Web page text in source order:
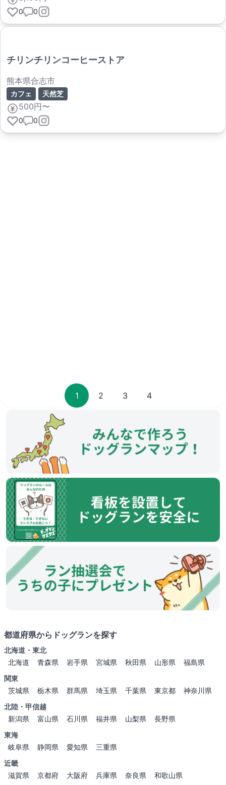
0 0
チリンチリンコーヒーストア
熊本県合志市
カフェ 天然芝
500円〜
0 0
1 2 3 4
都道府県からドッグランを探す
北海道・東北
北海道
青森県 岩手県 宮城県 秋田県 山形県
福島県
関東
茨城県
栃木県 群馬県 埼玉県 千葉県 東京都
神奈川県
北陸・甲信越
新潟県
富山県 石川県 福井県 山梨県
長野県
東海
岐阜県
静岡県 愛知県
三重県
近畿
滋賀県
京都府 大阪府 兵庫県 奈良県
和歌山県